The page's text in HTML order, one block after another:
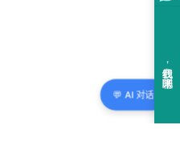
💬 AI 对话